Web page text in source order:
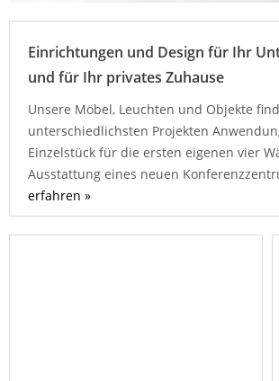
Einrichtungen und Design für Ihr
und für Ihr privates Zuhause
Unsere Möbel, Leuchten und Objekte
unterschiedlichsten Projekten
Einzelstück für die ersten eigenen vier
Ausstattung eines neuen
erfahren »